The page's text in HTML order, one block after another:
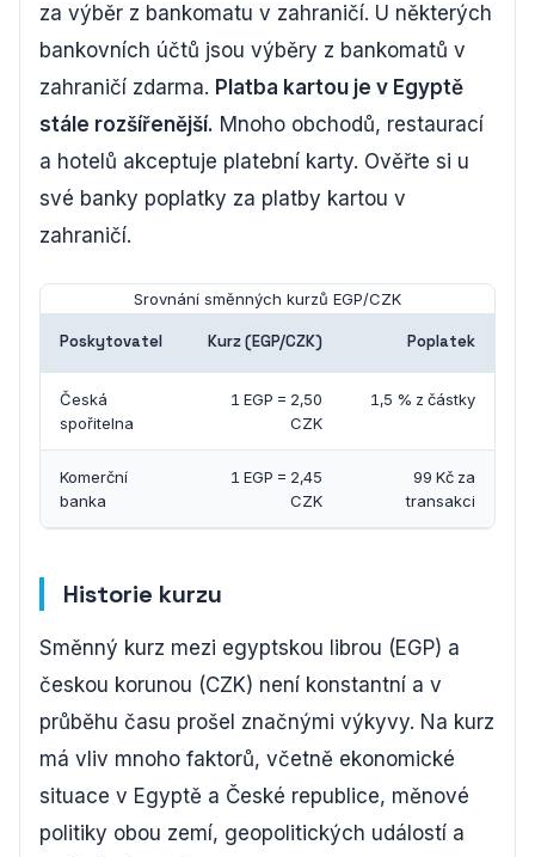
za výběr z bankomatu v zahraničí. U některých
bankovních účtů jsou výběry z bankomatů v
zahraničí zdarma. Platba kartou je v Egyptě
stále rozšířenější. Mnoho obchodů, restaurací
a hotelů akceptuje platební karty. Ověřte si u
své banky poplatky za platby kartou v
zahraničí.
Srovnání směnných kurzů EGP/CZK
Poskytovatel Kurz (EGP/CZK) Poplatek
Česká
spořitelna
1 EGP = 2,50
CZK
1,5 % z částky
Komerční
banka
1 EGP = 2,45
CZK
99 Kč za
transakci
Historie kurzu
Směnný kurz mezi egyptskou librou (EGP) a
českou korunou (CZK) není konstantní a v
průběhu času prošel značnými výkyvy. Na kurz
má vliv mnoho faktorů, včetně ekonomické
situace v Egyptě a České republice, měnové
politiky obou zemí, geopolitických událostí a